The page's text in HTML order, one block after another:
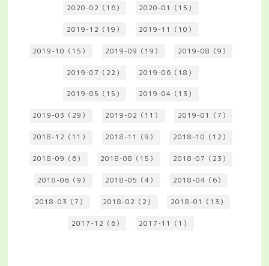
2020-02（16） 2020-01（15）
2019-12（19） 2019-11（10）
2019-10（15） 2019-09（19） 2019-08（9）
2019-07（22） 2019-06（18）
2019-05（15） 2019-04（13）
2019-03（29） 2019-02（11） 2019-01（7）
2018-12（11） 2018-11（9） 2018-10（12）
2018-09（6） 2018-08（15） 2018-07（23）
2018-06（9） 2018-05（4） 2018-04（6）
2018-03（7） 2018-02（2） 2018-01（13）
2017-12（6） 2017-11（1）